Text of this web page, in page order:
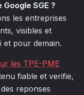
Google SGE ?
les entreprises
visibles et
et pour demain.
les TPE-PME
fiable et verifie,
reponses